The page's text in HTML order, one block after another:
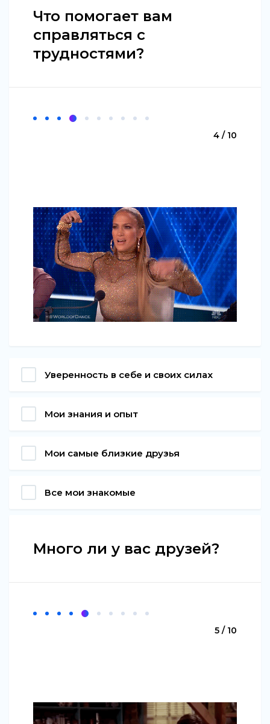
Что помогает вам
справляться с
трудностями?
4 / 10
Уверенность в себе и своих силах
Мои знания и опыт
Мои самые близкие друзья
Все мои знакомые
Много ли у вас друзей?
5 / 10